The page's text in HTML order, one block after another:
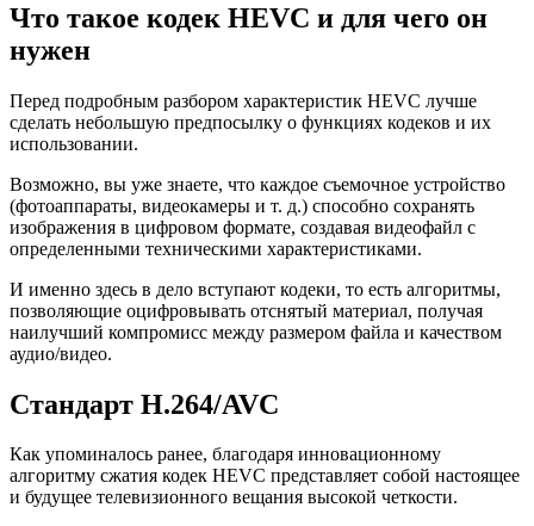
Что такое кодек HEVC и для чего он
нужен
Перед подробным разбором характеристик HEVC лучше
сделать небольшую предпосылку о функциях кодеков и их
использовании.
Возможно, вы уже знаете, что каждое съемочное устройство
(фотоаппараты, видеокамеры и т. д.) способно сохранять
изображения в цифровом формате, создавая видеофайл с
определенными техническими характеристиками.
И именно здесь в дело вступают кодеки, то есть алгоритмы,
позволяющие оцифровывать отснятый материал, получая
наилучший компромисс между размером файла и качеством
аудио/видео.
Стандарт H.264/AVC
Как упоминалось ранее, благодаря инновационному
алгоритму сжатия кодек HEVC представляет собой настоящее
и будущее телевизионного вещания высокой четкости.